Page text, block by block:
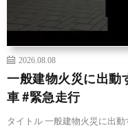
2026.08.08
一般建物火災に出
車 #緊急走行
タイトル 一般建物火災に出